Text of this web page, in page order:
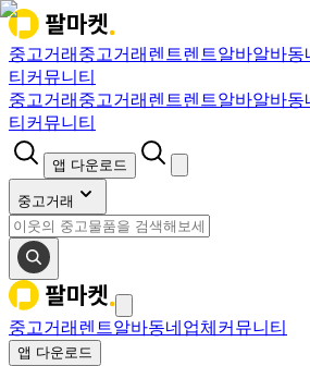
중고거래 중고거래 렌트렌트알바알바동
티 커뮤니티
중고거래 중고거래 렌트렌트알바알바동
티 커뮤니티
앱 다운로드
중고거래
중고거래 렌트알바동네업체 커뮤니티
앱 다운로드